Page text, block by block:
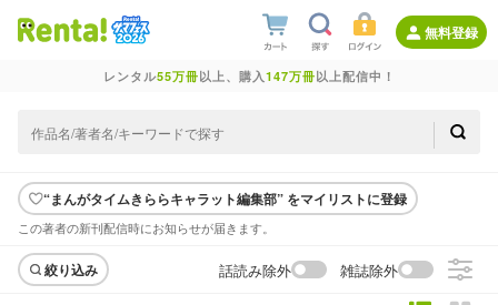
無料登録
レンタル55万冊以上、購入147万冊以上配信中！
“まんがタイムきららキャラット編集部” をマイリストに登録
この著者の新刊配信時にお知らせが届きます。
絞り込み 話読み除外 雑誌除外